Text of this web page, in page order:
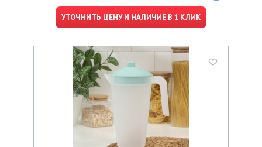
УТОЧНИТЬ ЦЕНУ И НАЛИЧИЕ В 1 КЛИК